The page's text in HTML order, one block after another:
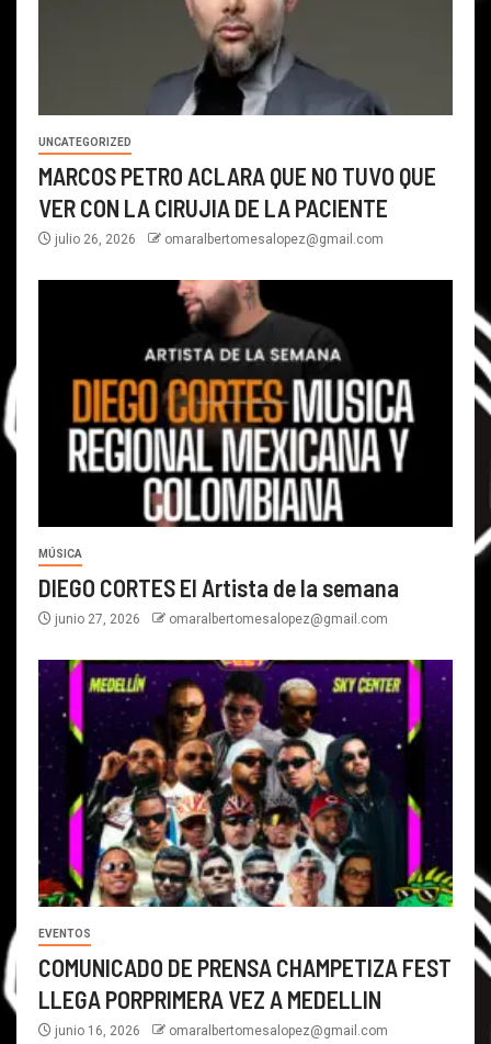
UNCATEGORIZED
MARCOS PETRO ACLARA QUE NO TUVO QUE
VER CON LA CIRUJIA DE LA PACIENTE
julio 26, 2026 omaralbertomesalopez@gmail.com
MÚSICA
DIEGO CORTES El Artista de la semana
junio 27, 2026 omaralbertomesalopez@gmail.com
EVENTOS
COMUNICADO DE PRENSA CHAMPETIZA FEST
LLEGA PORPRIMERA VEZ A MEDELLIN
junio 16, 2026 omaralbertomesalopez@gmail.com